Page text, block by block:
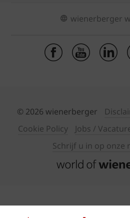
wienerberger
© 2026 wienerberger
Cookie Policy
Jobs /
Schrijf u in op onze